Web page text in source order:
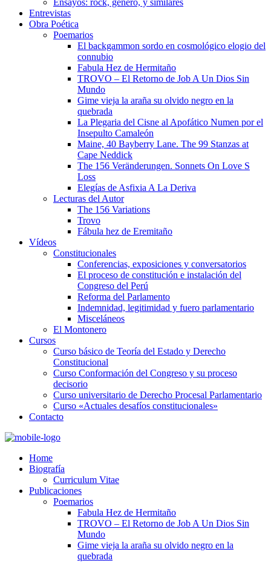
Entrevistas
Obra Poética
Poemarios
El backgammon sordo en cosmológico elogio del
connubio
Fabula Hez de Hermitaño
TROVO – El Retorno de Job A Un Dios Sin
Mundo
Gime vieja la araña su olvido negro en la
quebrada
La Plegaria del Cisne al Apofático Numen por el
Insepulto Camaleón
Maine, 40 Bayberry Lane. The 99 Stanzas at
Cape Neddick
The 156 Veränderungen. Sonnets On Love S
Loss
Elegías de Asfixia A La Deriva
Lecturas del Autor
The 156 Variations
Trovo
Fábula hez de Eremitaño
Vídeos
Constitucionales
Conferencias, exposiciones y conversatorios
El proceso de constitución e instalación del
Congreso del Perú
Reforma del Parlamento
Indemnidad, legitimidad y fuero parlamentario
Misceláneos
El Montonero
Cursos
Curso básico de Teoría del Estado y Derecho
Constitucional
Curso Conformación del Congreso y su proceso
decisorio
Curso universitario de Derecho Procesal Parlamentario
Curso «Actuales desafíos constitucionales»
Contacto
Home
Biografía
Curriculum Vitae​
Publicaciones
Poemarios
Fabula Hez de Hermitaño
TROVO – El Retorno de Job A Un Dios Sin
Mundo
Gime vieja la araña su olvido negro en la
quebrada